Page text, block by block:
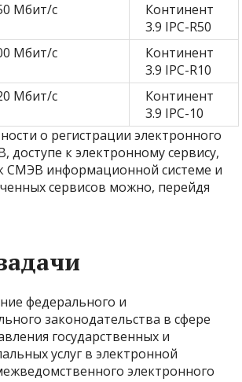
Мбит/с
Континент
3.9 IPC-R50
Мбит/с
Континент
3.9 IPC-R10
Мбит/с
Континент
3.9 IPC-10
о регистрации электронного
доступе к электронному сервису,
СМЭВ информационной системе и
сервисов можно, перейдя
федерального и
законодательства в сфере
государственных и
услуг в электронной
электронного